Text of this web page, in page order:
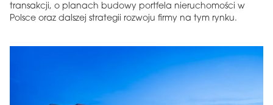
transakcji, o planach budowy portfela nieruchomości w
Polsce oraz dalszej strategii rozwoju firmy na tym rynku.